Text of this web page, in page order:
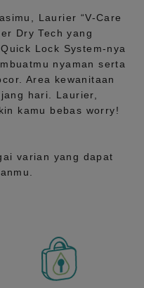
Laurier “V-Care
Dry Tech yang
Quick Lock System-nya
nyaman serta
Area kewanitaan
hari.
Laurier,
kamu bebas worry!
varian yang dapat